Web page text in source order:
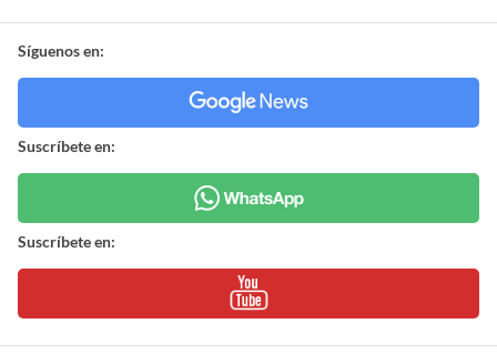
Síguenos en:
Suscríbete en:
Suscríbete en: